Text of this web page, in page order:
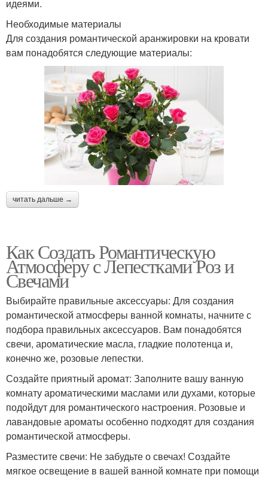
идеями.
Необходимые материалы
Для создания романтической аранжировки на кровати
вам понадобятся следующие материалы:
читать дальше →
Как Создать Романтическую
Атмосферу с Лепестками Роз и
Свечами
Выбирайте правильные аксессуары: Для создания
романтической атмосферы ванной комнаты, начните с
подбора правильных аксессуаров. Вам понадобятся
свечи, ароматические масла, гладкие полотенца и,
конечно же, розовые лепестки.
Создайте приятный аромат: Заполните вашу ванную
комнату ароматическими маслами или духами, которые
подойдут для романтического настроения. Розовые и
лавандовые ароматы особенно подходят для создания
романтической атмосферы.
Разместите свечи: Не забудьте о свечах! Создайте
мягкое освещение в вашей ванной комнате при помощи